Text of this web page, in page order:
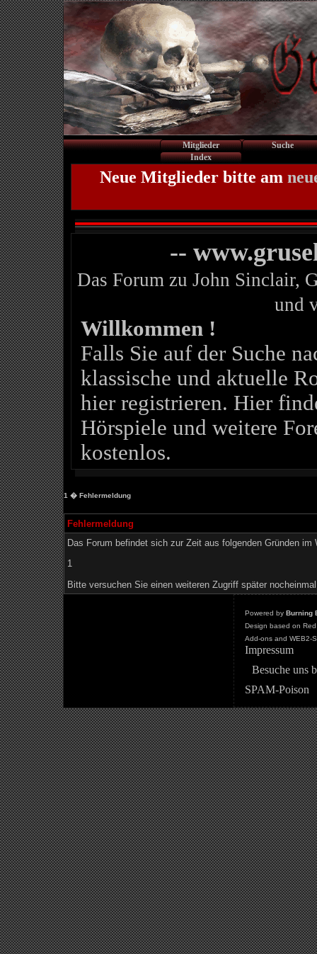
Mitglieder
Suche
Index
Neue Mitglieder bitte am
--
Das Forum zu John Sinclair,
und
Willkommen !
Falls Sie auf der Suche
klassische und aktuelle
hier registrieren. Hier
Hörspiele und weitere
kostenlos.
1 � Fehlermeldung
Fehlermeldung
Das Forum befindet sich zur Zeit aus folgenden Gründen im
1
Bitte versuchen Sie einen weiteren Zugriff später
Powered by Burning
Design based on
Add-ons and WEB2-
Impressum
Besuche uns
SPAM-Poison